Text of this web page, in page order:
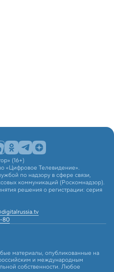
(16+)
«Цифровое Телевидение».
по надзору в сфере связи,
коммуникаций (Роскомнадзор).
решения о регистрации: серия
80
материалы, опубликованные на
и международным
собственности. Любое